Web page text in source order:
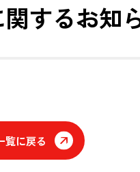
するお知
覧に戻る